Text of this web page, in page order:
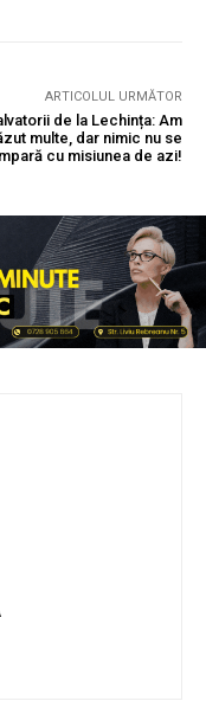
ARTICOLUL URMĂTOR
de la Lechința: Am
multe, dar nimic nu se
cu misiunea de azi!